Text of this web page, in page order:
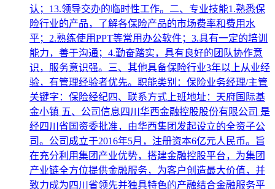
认；13.领导交办的临时性工作。二、专业技能1.熟悉保
险行业的产品，了解各保险产品的市场费率和费用水
平；2.熟练使用PPT等常用办公软件；3.具有一定的培训
能力，善于沟通；4.勤奋踏实，具有良好的团队协作意
识，服务意识强。三、其他具备保险行业3年以上从业经
验，有管理经验者优先。职能类别：保险业务经理/主管
关键字：保险经纪四、联系方式上班地址：天府国际基
金小镇 五、公司信息四川华西金融控股股份有限公司 是
经四川省国资委批准，由华西集团发起设立的全资子公
司。公司成立于2016年5月，注册资本6亿元人民币。旨
在充分利用集团产业优势，搭建金融控股平台，为集团
产业链全方位提供金融服务，为客户创造最大价值，并
致力成为四川省领先并独具特色的产融结合金融服务平